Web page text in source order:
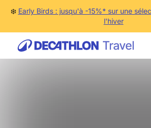
❄️ Early Birds : jusqu'à -15%* sur une
l'hiver